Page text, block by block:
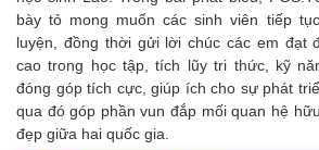
bày tỏ mong muốn các sinh viên tiếp
luyện, đồng thời gửi lời chúc các em đạt
cao trong học tập, tích lũy tri thức, kỹ
đóng góp tích cực, giúp ích cho sự phát
qua đó góp phần vun đắp mối quan hệ
đẹp giữa hai quốc gia.